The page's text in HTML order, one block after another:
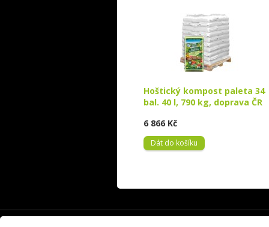
Hoštický kompost paleta 34
bal. 40 l, 790 kg, doprava ČR
6 866 Kč
Dát do košíku